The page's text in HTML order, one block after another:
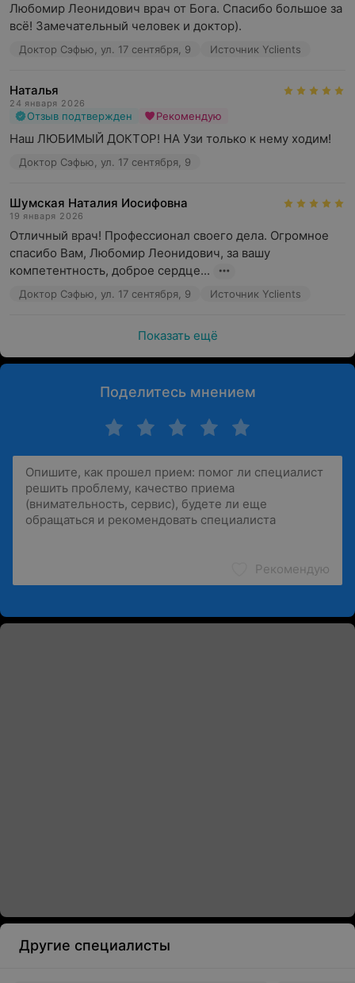
Любомир Леонидович врач от Бога. Спасибо большое за
всё! Замечательный человек и доктор).
Доктор Сэфью, ул. 17 сентября, 9 Источник Yclients
Наталья
24 января 2026
Отзыв подтвержден Рекомендую
Наш ЛЮБИМЫЙ ДОКТОР! НА Узи только к нему ходим!
Доктор Сэфью, ул. 17 сентября, 9
Шумская Наталия Иосифовна
19 января 2026
Отличный врач! Профессионал своего дела. Огромное
спасибо Вам, Любомир Леонидович, за вашу
компетентность, доброе сердце...
Доктор Сэфью, ул. 17 сентября, 9 Источник Yclients
Показать ещё
Поделитесь мнением
Рекомендую
Другие специалисты